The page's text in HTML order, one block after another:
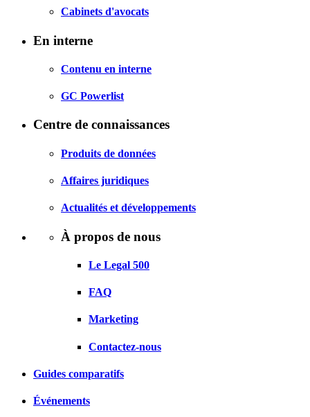
Cabinets d'avocats
En interne
Contenu en interne
GC Powerlist
Centre de connaissances
Produits de données
Affaires juridiques
Actualités et développements
À propos de nous
Le Legal 500
FAQ
Marketing
Contactez-nous
Guides comparatifs
Événements